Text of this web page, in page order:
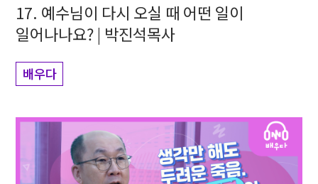
17. 예수님이 다시 오실 때 어떤 일이
일어나나요? | 박진석목사
배우다